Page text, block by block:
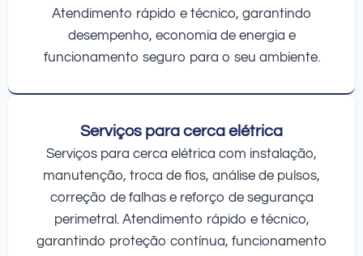
Atendimento rápido e técnico, garantindo
desempenho, economia de energia e
funcionamento seguro para o seu ambiente.
Serviços para cerca elétrica
Serviços para cerca elétrica com instalação,
manutenção, troca de fios, análise de pulsos,
correção de falhas e reforço de segurança
perimetral. Atendimento rápido e técnico,
garantindo proteção contínua, funcionamento